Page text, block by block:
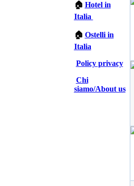
🏠 Hotel in
Italia
🏠 Ostelli in
Italia
Policy privacy
Chi
siamo/About us